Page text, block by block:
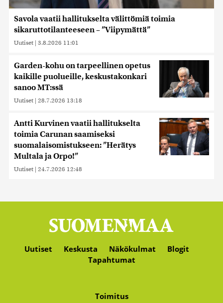
Savola vaatii hallitukselta välittömiä toimia
sikaruttotilanteeseen – ”Viipymättä”
Uutiset | 3.8.2026 11:01
Garden-kohu on tarpeellinen opetus
kaikille puolueille, keskustakonkari
sanoo MT:ssä
Uutiset | 28.7.2026 13:18
Antti Kurvinen vaatii hallitukselta
toimia Carunan saamiseksi
suomalaisomistukseen: ”Herätys
Multala ja Orpo!”
Uutiset | 24.7.2026 12:48
Uutiset Keskusta Näkökulmat
Blogit
Tapahtumat
Toimitus